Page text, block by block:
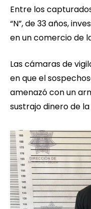
Entre los
“N”, de 33 años,
en un comercio de
Las cámaras de
en que el
amenazó con un
sustrajo dinero de